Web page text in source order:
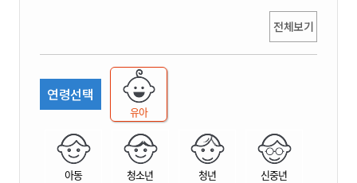
전체보기
연령선택
유아
아동 청소년 청년 신중년